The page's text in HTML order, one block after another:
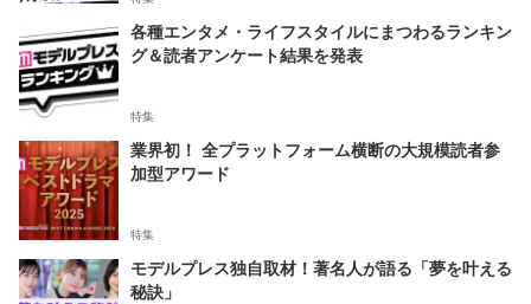
各種エンタメ・ライフスタイルにまつわるランキン
グ＆読者アンケート結果を発表
特集
業界初！ 全プラットフォーム横断の大規模読者参
加型アワード
特集
モデルプレス独自取材！著名人が語る「夢を叶える
秘訣」